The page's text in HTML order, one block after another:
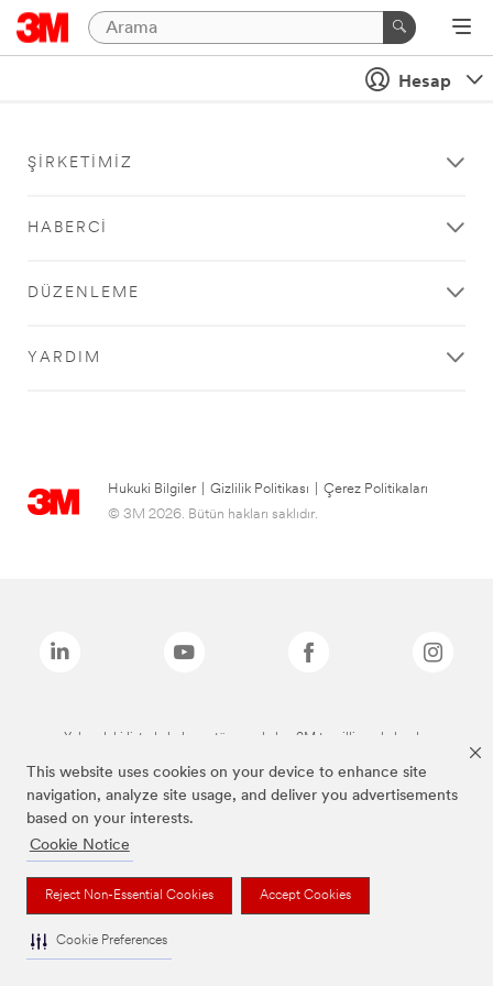
This website uses cookies on your device to enhance site
navigation, analyze site usage, and deliver you advertisements
based on your interests.
Cookie Notice
Reject Non-Essential Cookies Accept Cookies
Cookie Preferences
Hesap
ŞIRKETIMIZ
HABERCI
DÜZENLEME
YARDIM
Hukuki Bilgiler Gizlilik Politikası
Çerez Politikaları
© 3M 2026. Bütün hakları saklıdır.
Yukarıdaki listede bulunan tüm markalar, 3M tescilli markalarıdır.